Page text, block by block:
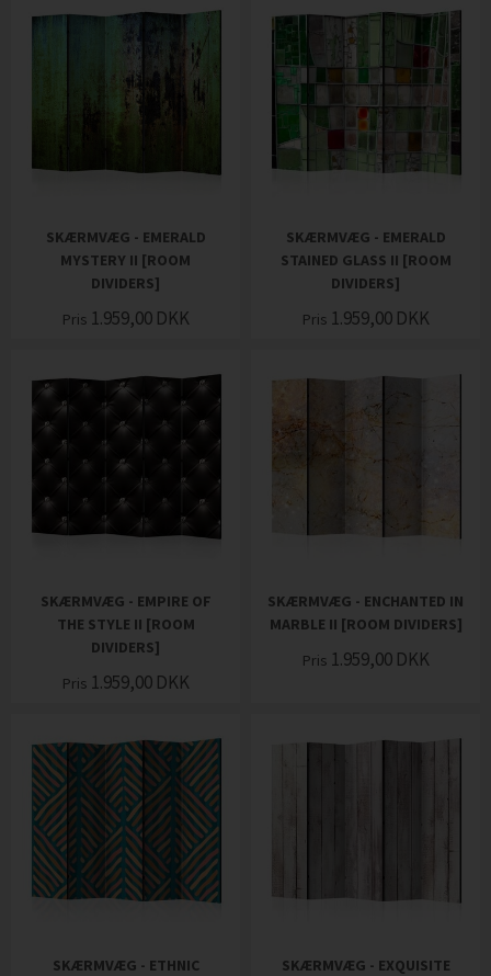
SKÆRMVÆG - EMERALD
MYSTERY II [ROOM
DIVIDERS]
Pris 1.959,00 DKK
SKÆRMVÆG - EMERALD
STAINED GLASS II [ROOM
DIVIDERS]
Pris 1.959,00 DKK
SKÆRMVÆG - EMPIRE OF
THE STYLE II [ROOM
DIVIDERS]
Pris 1.959,00 DKK
SKÆRMVÆG - ENCHANTED IN
MARBLE II [ROOM DIVIDERS]
Pris 1.959,00 DKK
SKÆRMVÆG - ETHNIC
SKÆRMVÆG - EXQUISITE